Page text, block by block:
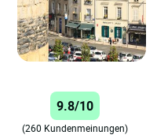
9.8/10
(260 Kundenmeinungen)